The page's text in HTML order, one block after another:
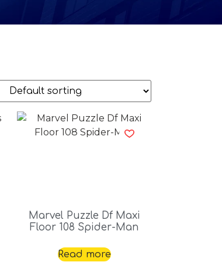
Marvel Puzzle Df Maxi
Floor 108 Spider-Man
Read more